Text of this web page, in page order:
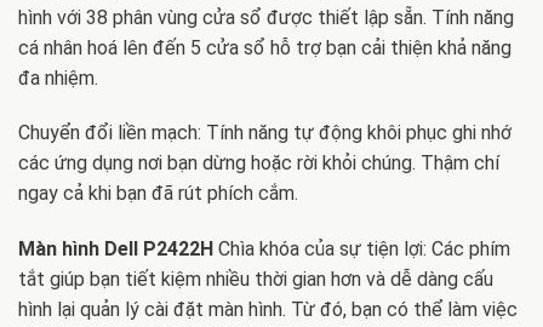
hình với 38 phân vùng cửa sổ được thiết lập sẵn. Tính năng
cá nhân hoá lên đến 5 cửa sổ hỗ trợ bạn cải thiện khả năng
đa nhiệm.
Chuyển đổi liền mạch: Tính năng tự động khôi phục ghi nhớ
các ứng dụng nơi bạn dừng hoặc rời khỏi chúng. Thậm chí
ngay cả khi bạn đã rút phích cắm.
Màn hình Dell P2422H Chìa khóa của sự tiện lợi: Các phím
tắt giúp bạn tiết kiệm nhiều thời gian hơn và dễ dàng cấu
hình lại quản lý cài đặt màn hình. Từ đó, bạn có thể làm việc